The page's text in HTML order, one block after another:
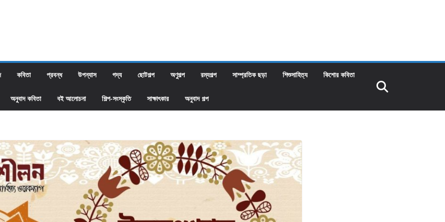
কবিতা প্রবন্ধ উপন্যাস গদ্য ছোটগল্প অণুগল্প রম্যগল্প সাম্প্রতিক ছড়া শিশুসাহিত্য কিশোর কবিতা
অনুবাদ কবিতা বই আলোচনা শিল্প-সংস্কৃতি সাক্ষাৎকার অনুবাদ গল্প